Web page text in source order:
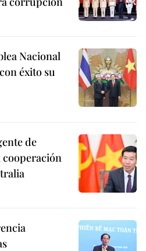
Nacional
éxito su
de